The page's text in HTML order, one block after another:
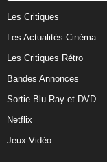
Les Critiques
Les Actualités Cinéma
Les Critiques Rétro
Bandes Annonces
Sortie Blu-Ray et DVD
Netflix
Jeux-Vidéo